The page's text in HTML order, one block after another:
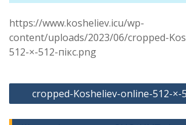
https://www.kosheliev.icu/wp-
content/uploads/2023/06/cropped-
512-×-512-пікс.png
Навігація
записів
cropped-Kosheliev-online-512-×-